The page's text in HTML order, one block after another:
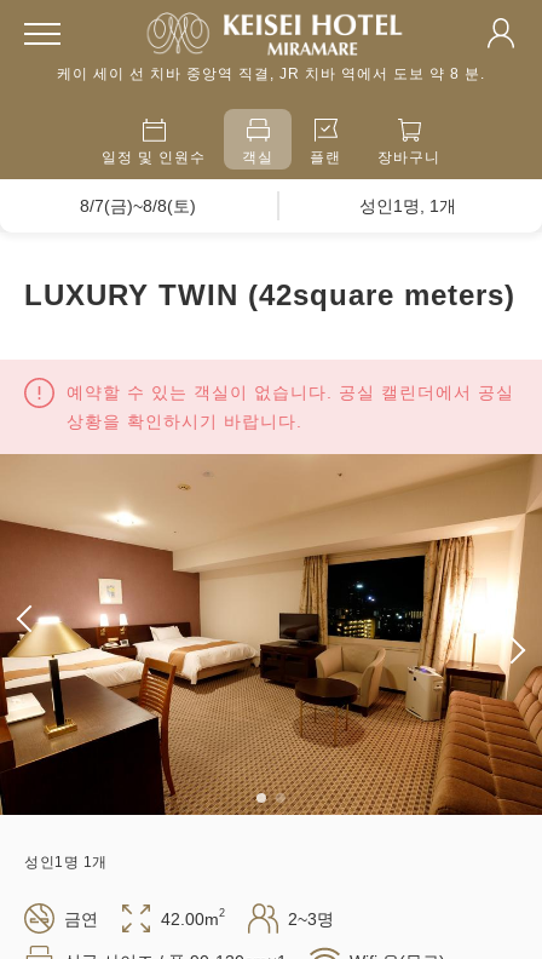
케이 세이 선 치바 중앙역 직결, JR 치바 역에서 도보 약 8 분.
일정 및 인원수 객실 플랜 장바구니
8/7(금)~8/8(토) 성인1명, 1개
LUXURY TWIN (42square meters)
예약할 수 있는 객실이 없습니다. 공실 캘린더에서 공실
상황을 확인하시기 바랍니다.
성인 1 명 1개
금연 42.00m2 2~3명